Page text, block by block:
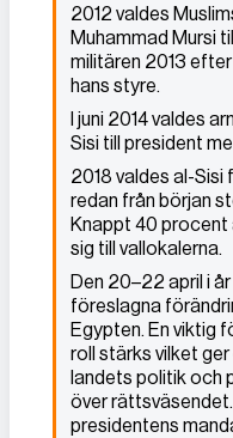
2012 valdes
Muhammad Mursi
militären 2013
hans styre.
I juni 2014 valdes
Sisi till president
2018 valdes al-Sisi
redan från början
Knappt 40
sig till vallokalerna.
Den 20–22 april i
föreslagna
Egypten. En viktig
roll stärks vilket
landets politik och
över
presidentens